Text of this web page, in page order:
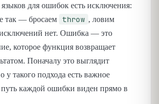
для ошибок есть исключения:
так — бросаем
throw , ловим
нет. Ошибка — это
которое функция возвращает
Поначалу это выглядит
у такого подхода есть важное
каждой ошибки виден прямо в